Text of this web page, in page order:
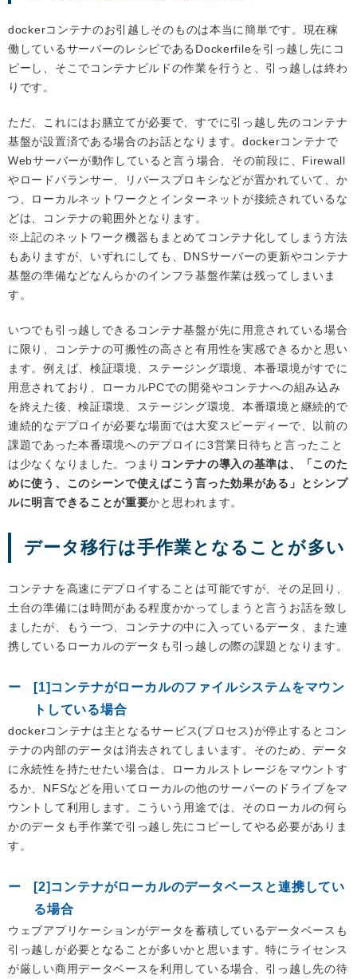
dockerコンテナのお引越しそのものは本当に簡単です。現在稼
働しているサーバーのレシピであるDockerfileを引っ越し先にコ
ピーし、そこでコンテナビルドの作業を行うと、引っ越しは終わ
りです。
ただ、これにはお膳立てが必要で、すでに引っ越し先のコンテナ
基盤が設置済である場合のお話となります。dockerコンテナで
Webサーバーが動作していると言う場合、その前段に、Firewall
やロードバランサー、リバースプロキシなどが置かれていて、か
つ、ローカルネットワークとインターネットが接続されているな
どは、コンテナの範囲外となります。
※上記のネットワーク機器もまとめてコンテナ化してしまう方法
もありますが、いずれにしても、DNSサーバーの更新やコンテナ
基盤の準備などなんらかのインフラ基盤作業は残ってしまいま
す。
いつでも引っ越しできるコンテナ基盤が先に用意されている場合
に限り、コンテナの可搬性の高さと有用性を実感できるかと思い
ます。例えば、検証環境、ステージング環境、本番環境がすでに
用意されており、ローカルPCでの開発やコンテナへの組み込み
を終えた後、検証環境、ステージング環境、本番環境と継続的で
連続的なデプロイが必要な場面では大変スピーディーで、以前の
課題であった本番環境へのデプロイに3営業日待ちと言ったこと
は少なくなりました。つまり コンテナの導入の基準は、「このた
めに使う、このシーンで使えばこう言った効果がある」とシンプ
ルに明言できることが重要かと思われます。
データ移行は手作業となることが多い
コンテナを高速にデプロイすることは可能ですが、その足回り、
土台の準備には時間がある程度かかってしまうと言うお話を致し
ましたが、もう一つ、コンテナの中に入っているデータ、また連
携しているローカルのデータも引っ越しの際の課題となります。
[1]コンテナがローカルのファイルシステムをマウン
トしている場合
dockerコンテナは主となるサービス(プロセス)が停止するとコン
テナの内部のデータは消去されてしまいます。そのため、データ
に永続性を持たせたい場合は、ローカルストレージをマウントす
るか、NFSなどを用いてローカルの他のサーバーのドライブをマ
ウントして利用します。こういう用途では、そのローカルの何ら
かのデータも手作業で引っ越し先にコピーしてやる必要がありま
す。
[2]コンテナがローカルのデータベースと連携してい
る場合
ウェブアプリケーションがデータを蓄積しているデータベースも
引っ越しが必要となることが多いかと思います。特にライセンス
が厳しい商用データベースを利用している場合、引っ越し先の待